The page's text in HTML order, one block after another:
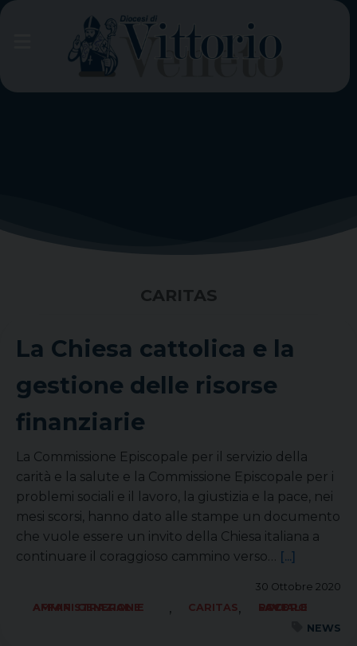
Skip
CARITAS
La Chiesa cattolica e la
gestione delle risorse
finanziarie
La Commissione Episcopale per il servizio della
carità e la salute e la Commissione Episcopale per i
problemi sociali e il lavoro, la giustizia e la pace, nei
mesi scorsi, hanno dato alle stampe un documento
che vuole essere un invito della Chiesa italiana a
continuare il coraggioso cammino verso… [...]
30 Ottobre 2020
AFFARI GENERALI E AMMINISTRAZIONE
, CARITAS,
SOCIALE LAVORO PACE
NEWS